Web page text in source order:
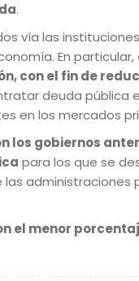
.
vía las
En particular,
con el fin de
deuda pública
en los mercados
los gobiernos
para los que se
el menor